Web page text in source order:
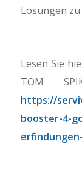
Lösungen
Lesen Sie
TOM
https://
booster-4-